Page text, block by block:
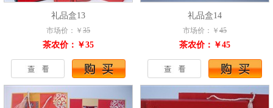
礼品盒13
市场价：￥ 35
茶农价：￥35
礼品盒14
市场价：￥ 45
茶农价：￥45